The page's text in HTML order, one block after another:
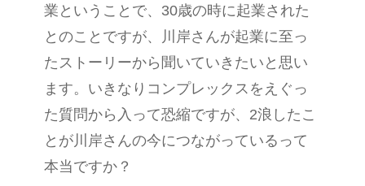
業ということで、30歳の時に起業された
とのことですが、川岸さんが起業に至っ
たストーリーから聞いていきたいと思い
ます。いきなりコンプレックスをえぐっ
た質問から入って恐縮ですが、2浪したこ
とが川岸さんの今につながっているって
本当ですか？